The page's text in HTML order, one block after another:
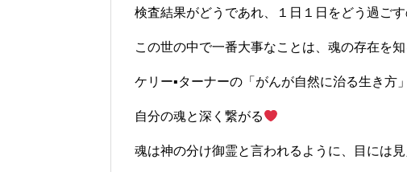
検査結果がどうであれ、１日１日をどう過ごす
この世の中で一番大事なことは、魂の存在を知
ケリー▪ターナーの「がんが自然に治る生き方
自分の魂と深く繋がる
魂は神の分け御霊と言われるように、目には